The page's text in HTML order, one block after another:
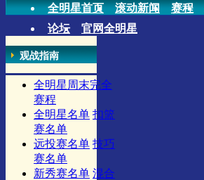
全明星首页 滚动新闻 赛程
论坛
官网全明星
观战指南
全明星周末完全
赛程
全明星名单 扣篮
赛名单
远投赛名单 技巧
赛名单
新秀赛名单 混合